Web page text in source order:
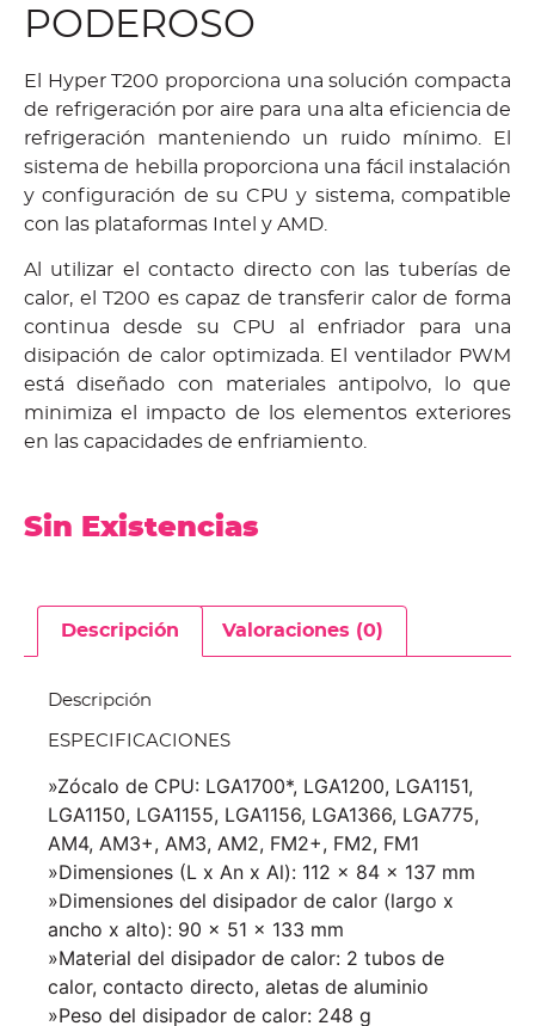
PODEROSO
El Hyper T200 proporciona una solución compacta
de refrigeración por aire para una alta eficiencia de
refrigeración manteniendo un ruido mínimo. El
sistema de hebilla proporciona una fácil instalación
y configuración de su CPU y sistema, compatible
con las plataformas Intel y AMD.
Al utilizar el contacto directo con las tuberías de
calor, el T200 es capaz de transferir calor de forma
continua desde su CPU al enfriador para una
disipación de calor optimizada. El ventilador PWM
está diseñado con materiales antipolvo, lo que
minimiza el impacto de los elementos exteriores
en las capacidades de enfriamiento.
Sin Existencias
Descripción Valoraciones (0)
Descripción
ESPECIFICACIONES
»Zócalo de CPU: LGA1700*, LGA1200, LGA1151,
LGA1150, LGA1155, LGA1156, LGA1366, LGA775,
AM4, AM3+, AM3, AM2, FM2+, FM2, FM1
»Dimensiones (L x An x Al): 112 x 84 x 137 mm
»Dimensiones del disipador de calor (largo x
ancho x alto): 90 x 51 x 133 mm
»Material del disipador de calor: 2 tubos de
calor, contacto directo, aletas de aluminio
»Peso del disipador de calor: 248 g